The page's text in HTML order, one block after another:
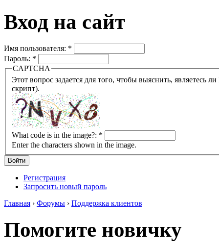
Вход на сайт
Имя пользователя: *
Пароль: *
CAPTCHA
Этот вопрос задается для того, чтобы выяснить, являетесь ли Вы человеком или представляете из себя робота
скрипт).
What code is in the image?: *
Enter the characters shown in the image.
Регистрация
Запросить новый пароль
Главная › Форумы › Поддержка клиентов
Помогите новичку